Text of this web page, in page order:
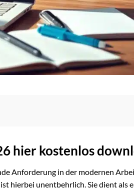
hier kostenlos
Anforderung in der modernen
hierbei unentbehrlich. Sie dient als